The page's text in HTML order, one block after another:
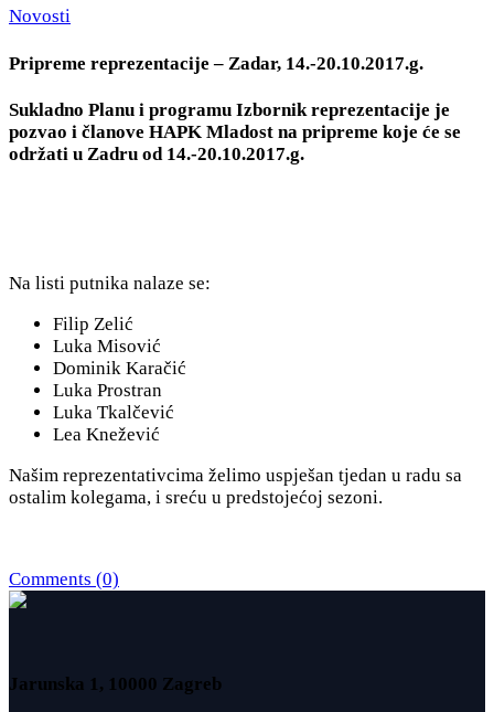
Novosti
Pripreme reprezentacije – Zadar, 14.-20.10.2017.g.
Sukladno Planu i programu Izbornik reprezentacije je
pozvao i članove HAPK Mladost na pripreme koje će se
održati u Zadru od 14.-20.10.2017.g.
Na listi putnika nalaze se:
Filip Zelić
Luka Misović
Dominik Karačić
Luka Prostran
Luka Tkalčević
Lea Knežević
Našim reprezentativcima želimo uspješan tjedan u radu sa
ostalim kolegama, i sreću u predstojećoj sezoni.
Comments (0)
Jarunska 1, 10000 Zagreb